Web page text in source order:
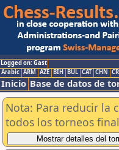
Logged on: Gast
Arabic ARM AZE BIH BUL CAT CHN
Inicio Base de datos de
Nota: Para reducir la
todos los torneos